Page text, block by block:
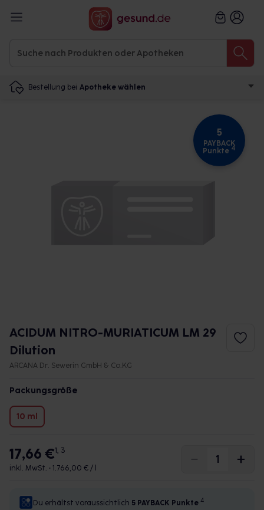
Bestellung bei Apotheke wählen
5
PAYBACK
Punkte 4
ACIDUM NITRO-MURIATICUM LM 29
Dilution
ARCANA Dr. Sewerin GmbH & Co.KG
Packungsgröße
10 ml
17,66 €1, 3
inkl. MwSt. • 1.766,00 € / l
Du erhältst voraussichtlich 5 PAYBACK Punkte 4